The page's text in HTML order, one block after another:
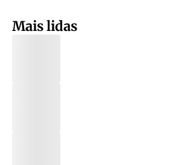
Mais lidas